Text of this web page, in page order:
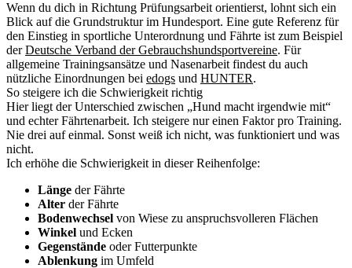
Wenn du dich in Richtung Prüfungsarbeit orientierst, lohnt sich ein
Blick auf die Grundstruktur im Hundesport. Eine gute Referenz für
den Einstieg in sportliche Unterordnung und Fährte ist zum Beispiel
derDeutsche Verband der Gebrauchshundsportvereine. Für
allgemeine Trainingsansätze und Nasenarbeit findest du auch
nützliche Einordnungen bei edogs und HUNTER.
So steigere ich die Schwierigkeit richtig
Hier liegt der Unterschied zwischen „Hund macht irgendwie mit“
und echter Fährtenarbeit. Ich steigere nur einen Faktor pro Training.
Nie drei auf einmal. Sonst weiß ich nicht, was funktioniert und was
nicht.
Ich erhöhe die Schwierigkeit in dieser Reihenfolge:
Länge der Fährte
Alter der Fährte
Bodenwechsel von Wiese zu anspruchsvolleren Flächen
Winkel und Ecken
Gegenstände oder Futterpunkte
Ablenkung im Umfeld